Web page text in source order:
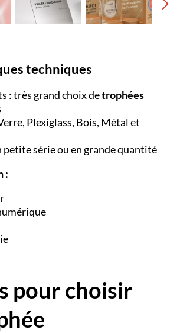
techniques
: très grand choix detrophées
Plexiglass, Bois, Métal et
petite série ou en grande quantité
:
pour choisir